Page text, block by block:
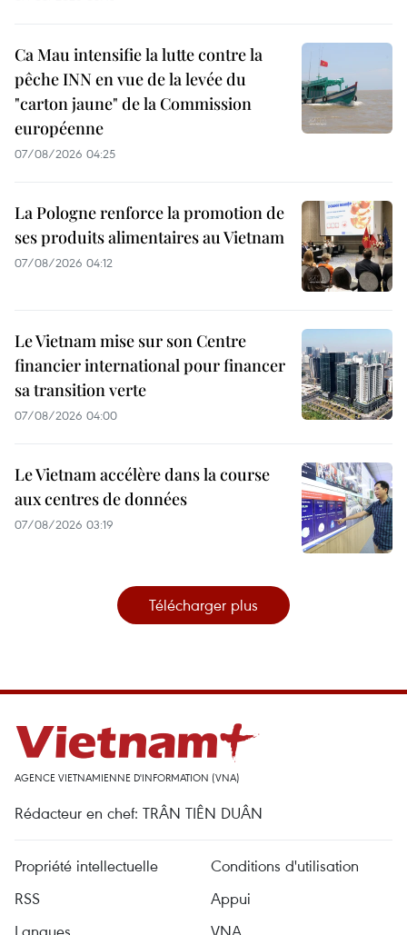
Ca Mau intensifie la lutte contre la
pêche INN en vue de la levée du
"carton jaune" de la Commission
européenne
07/08/2026 04:25
La Pologne renforce la promotion de
ses produits alimentaires au Vietnam
07/08/2026 04:12
Le Vietnam mise sur son Centre
financier international pour financer
sa transition verte
07/08/2026 04:00
Le Vietnam accélère dans la course
aux centres de données
07/08/2026 03:19
Télécharger plus
AGENCE VIETNAMIENNE D'INFORMATION (VNA)
Rédacteur en chef: TRÂN TIÊN DUÂN
Propriété intellectuelle
Conditions d'utilisation
RSS
Appui
Langues
VNA